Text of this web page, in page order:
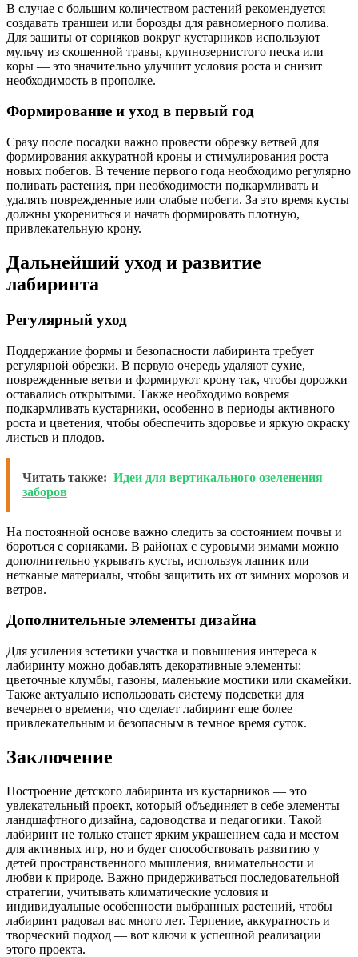
В случае с большим количеством растений рекомендуется
создавать траншеи или борозды для равномерного полива.
Для защиты от сорняков вокруг кустарников используют
мульчу из скошенной травы, крупнозернистого песка или
коры — это значительно улучшит условия роста и снизит
необходимость в прополке.
Формирование и уход в первый год
Сразу после посадки важно провести обрезку ветвей для
формирования аккуратной кроны и стимулирования роста
новых побегов. В течение первого года необходимо регулярно
поливать растения, при необходимости подкармливать и
удалять поврежденные или слабые побеги. За это время кусты
должны укорениться и начать формировать плотную,
привлекательную крону.
Дальнейший уход и развитие
лабиринта
Регулярный уход
Поддержание формы и безопасности лабиринта требует
регулярной обрезки. В первую очередь удаляют сухие,
поврежденные ветви и формируют крону так, чтобы дорожки
оставались открытыми. Также необходимо вовремя
подкармливать кустарники, особенно в периоды активного
роста и цветения, чтобы обеспечить здоровье и яркую окраску
листьев и плодов.
Читать также: Идеи для вертикального озеленения
заборов
На постоянной основе важно следить за состоянием почвы и
бороться с сорняками. В районах с суровыми зимами можно
дополнительно укрывать кусты, используя лапник или
нетканые материалы, чтобы защитить их от зимних морозов и
ветров.
Дополнительные элементы дизайна
Для усиления эстетики участка и повышения интереса к
лабиринту можно добавлять декоративные элементы:
цветочные клумбы, газоны, маленькие мостики или скамейки.
Также актуально использовать систему подсветки для
вечернего времени, что сделает лабиринт еще более
привлекательным и безопасным в темное время суток.
Заключение
Построение детского лабиринта из кустарников — это
увлекательный проект, который объединяет в себе элементы
ландшафтного дизайна, садоводства и педагогики. Такой
лабиринт не только станет ярким украшением сада и местом
для активных игр, но и будет способствовать развитию у
детей пространственного мышления, внимательности и
любви к природе. Важно придерживаться последовательной
стратегии, учитывать климатические условия и
индивидуальные особенности выбранных растений, чтобы
лабиринт радовал вас много лет. Терпение, аккуратность и
творческий подход — вот ключи к успешной реализации
этого проекта.